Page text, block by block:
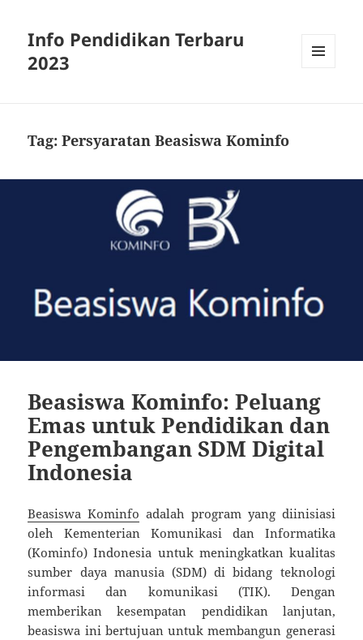
Info Pendidikan Terbaru
2023
Tag:Persyaratan Beasiswa Kominfo
Beasiswa Kominfo: Peluang
Emas untuk Pendidikan dan
Pengembangan SDM Digital
Indonesia
Beasiswa Kominfo adalah program yang diinisiasi
oleh Kementerian Komunikasi dan Informatika
(Kominfo) Indonesia untuk meningkatkan kualitas
sumber daya manusia (SDM) di bidang teknologi
informasi dan komunikasi (TIK). Dengan
memberikan kesempatan pendidikan lanjutan,
beasiswa ini bertujuan untuk membangun generasi